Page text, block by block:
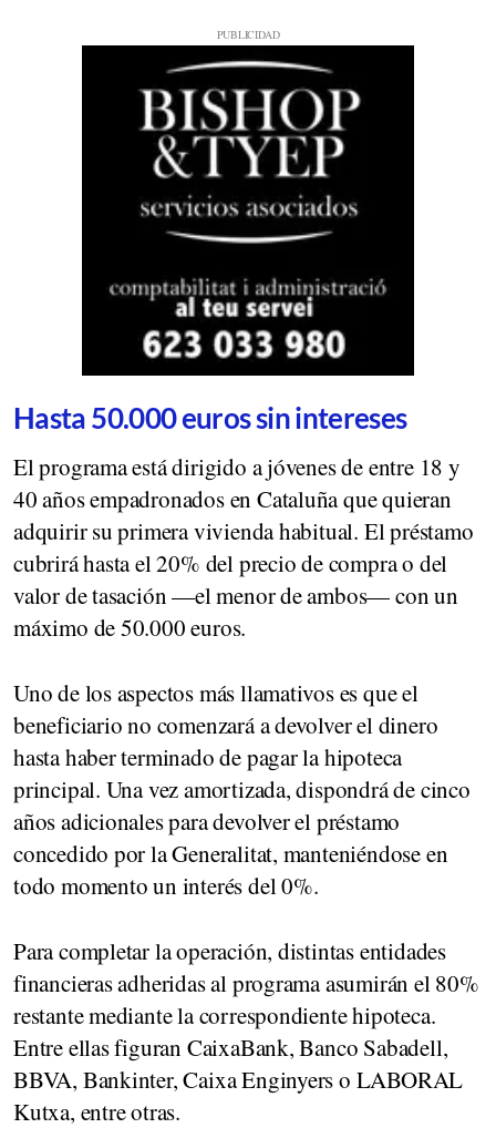
Hasta 50.000 euros sin intereses
El programa está dirigido a jóvenes de entre 18 y
40 años empadronados en Cataluña que quieran
adquirir su primera vivienda habitual. El préstamo
cubrirá hasta el 20% del precio de compra o del
valor de tasación —el menor de ambos— con un
máximo de 50.000 euros.
Uno de los aspectos más llamativos es que el
beneficiario no comenzará a devolver el dinero
hasta haber terminado de pagar la hipoteca
principal. Una vez amortizada, dispondrá de cinco
años adicionales para devolver el préstamo
concedido por la Generalitat, manteniéndose en
todo momento un interés del 0%.
Para completar la operación, distintas entidades
financieras adheridas al programa asumirán el 80%
restante mediante la correspondiente hipoteca.
Entre ellas figuran CaixaBank, Banco Sabadell,
BBVA, Bankinter, Caixa Enginyers o LABORAL
Kutxa, entre otras.